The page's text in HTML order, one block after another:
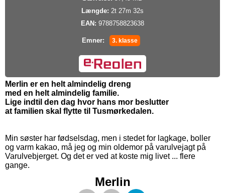
Længde: 2t 27m 32s
EAN: 9788758823638
Emner: 3. klasse
Merlin er en helt almindelig dreng
med en helt almindelig familie.
Lige indtil den dag hvor hans mor beslutter
at familien skal flytte til Tusmørkedalen.
Min søster har fødselsdag, men i stedet for lagkage, boller
og varm kakao, må jeg og min oldemor på varulvejagt på
Varulvebjerget. Og det er ved at koste mig livet ... flere
gange.
Merlin